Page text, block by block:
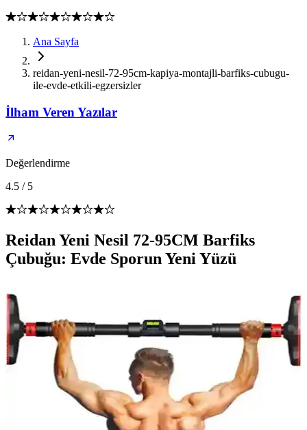
Ana Sayfa
reidan-yeni-nesil-72-95cm-kapiya-montajli-barfiks-cubugu-
ile-evde-etkili-egzersizler
İlham Veren Yazılar
Değerlendirme
4.5 / 5
Reidan Yeni Nesil 72-95CM Barfiks
Çubuğu: Evde Sporun Yeni Yüzü